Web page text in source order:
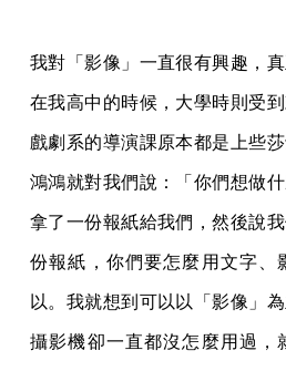
我對「影像」一直很有興趣，
在我高中的時候，大學時則受
戲劇系的導演課原本都是上些
鴻鴻就對我們說：「你們想做
拿了一份報紙給我們，然後說
份報紙，你們要怎麼用文字、
以。我就想到可以以「影像」
攝影機卻一直都沒怎麼用過，